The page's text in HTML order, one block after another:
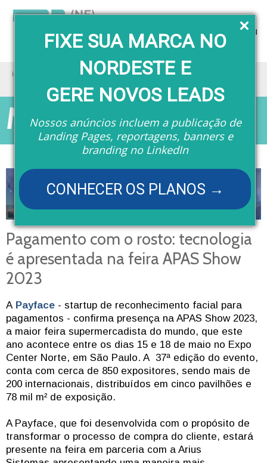
FIXE SUA MARCA NO
NORDESTE E
GERE NOVOS LEADS
Nossos anúncios incluem a publicação de
Landing Pages, reportagens, banners e
branding no LinkedIn
CONHECER OS PLANOS →
Menu
Home
Matérias
Pagamento com o rosto: tecnologia
é apresentada na feira APAS Show
2023
A Payface - startup de reconhecimento facial para
pagamentos - confirma presença na APAS Show 2023,
a maior feira supermercadista do mundo, que este
ano acontece entre os dias 15 e 18 de maio no Expo
Center Norte, em São Paulo. A 37ª edição do evento,
conta com cerca de 850 expositores, sendo mais de
200 internacionais, distribuídos em cinco pavilhões e
78 mil m² de exposição.
A Payface, que foi desenvolvida com o propósito de
transformar o processo de compra do cliente, estará
presente na feira em parceria com a Arius